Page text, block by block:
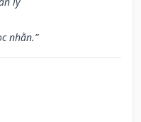
nhằn.”